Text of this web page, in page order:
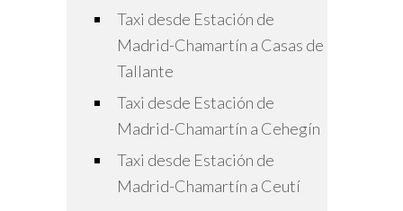
Taxi desde Estación de
Madrid-Chamartín a Casas de
Tallante
Taxi desde Estación de
Madrid-Chamartín a Cehegín
Taxi desde Estación de
Madrid-Chamartín a Ceutí